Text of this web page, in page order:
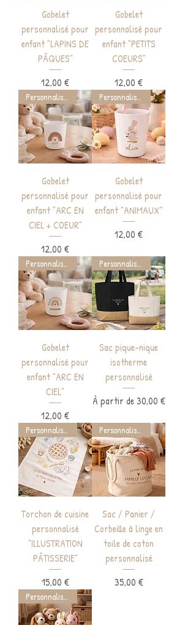
Gobelet
personnalisé pour
enfant "LAPINS DE
PÂQUES"
Prix
12,00 €
Gobelet
personnalisé pour
enfant "PETITS
COEURS"
Prix
12,00 €
Personnalisable
Gobelet
personnalisé pour
enfant "ARC EN
CIEL + COEUR"
Prix
12,00 €
Personnalisable
Gobelet
personnalisé pour
enfant "ANIMAUX"
Prix
12,00 €
Personnalisable
Gobelet
personnalisé pour
enfant "ARC EN
CIEL"
Prix
12,00 €
Personnalisable
Sac pique-nique
isotherme
personnalisé
À partir de 30,00 €
Prix promotionnel
Personnalisable
Torchon de cuisine
personnalisé
"ILLUSTRATION
PÂTISSERIE"
Prix
15,00 €
Personnalisable
Sac / Panier /
Corbeille à linge en
toile de coton
personnalisé
Prix
35,00 €